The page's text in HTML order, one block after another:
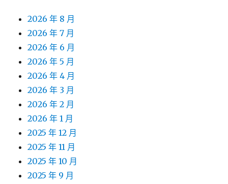
2026 年 8 月
2026 年 7 月
2026 年 6 月
2026 年 5 月
2026 年 4 月
2026 年 3 月
2026 年 2 月
2026 年 1 月
2025 年 12 月
2025 年 11 月
2025 年 10 月
2025 年 9 月